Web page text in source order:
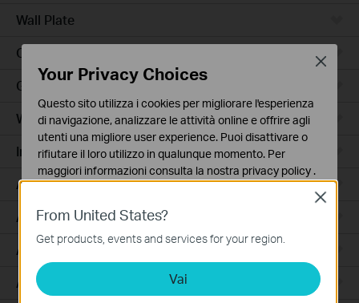
Wall Plate
Outdoor
Gateway
Wireless Bridge
Industrial
Access Max
Agile
Access
Access Pro
From United States?
Get products, events and services for your region.
Vai
Close
Your Privacy Choices
Questo sito utilizza i cookies per migliorare l'esperienza
di navigazione, analizzare le attività online e offrire agli
utenti una migliore user experience. Puoi disattivare o
rifiutare il loro utilizzo in qualunque momento. Per
maggiori informazioni consulta la nostra privacy policy .
Questi cookies sono necessari per il corretto
funzionamento del sito e non possono essere disattivati
nel tuo sistema.
Analytics e Marketing Cookies
I cookies analitici ci permettono di analizzare le tue
Close